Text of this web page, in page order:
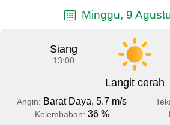
Minggu, 9
Siang
13:00
Langit cerah
Angin: Barat Daya, 5.7 m/s
Kelembaban: 36 %